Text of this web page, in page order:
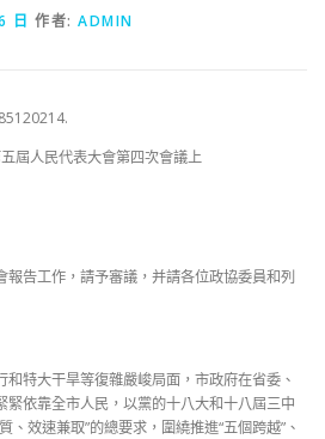
日 作者: ADMIN
屆人民代表大會第四次會議上
告工作，請予審議，并請各位政協委員和列
特大干旱等復雜嚴峻局面，市政府在省委、
依靠全市人民，以黨的十八大和十八屆三中
、效速兼取”的總要求，圍繞推進“五個跨越”、